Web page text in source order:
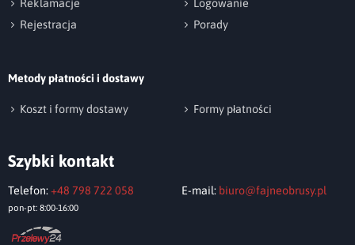
Wyślij opinię
Reklamacje
Logowanie
Rejestracja
Porady
Metody płatności i dostawy
Koszt i formy dostawy Formy płatności
Szybki kontakt
Telefon: +48 798 722 058
pon-pt: 8:00-16:00
E-mail: biuro@fajneobrusy.pl